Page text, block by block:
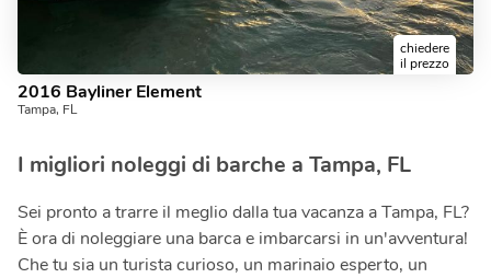
chiedere
il prezzo
2016 Bayliner Element
Tampa, FL
I migliori noleggi di barche a Tampa, FL
Sei pronto a trarre il meglio dalla tua vacanza a Tampa, FL?
È ora di noleggiare una barca e imbarcarsi in un'avventura!
Che tu sia un turista curioso, un marinaio esperto, un